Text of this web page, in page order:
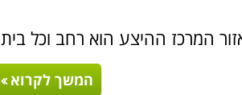
המרכז ההיצע הוא רחב וכל בית
המשך לקרוא